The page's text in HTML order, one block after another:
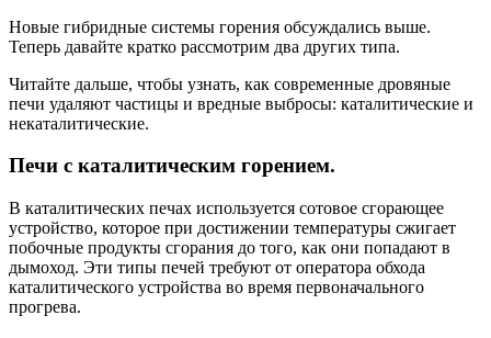
Новые гибридные системы горения обсуждались выше.
Теперь давайте кратко рассмотрим два других типа.
Читайте дальше, чтобы узнать, как современные дровяные
печи удаляют частицы и вредные выбросы: каталитические и
некаталитические.
Печи с каталитическим горением.
В каталитических печах используется сотовое сгорающее
устройство, которое при достижении температуры сжигает
побочные продукты сгорания до того, как они попадают в
дымоход. Эти типы печей требуют от оператора обхода
каталитического устройства во время первоначального
прогрева.